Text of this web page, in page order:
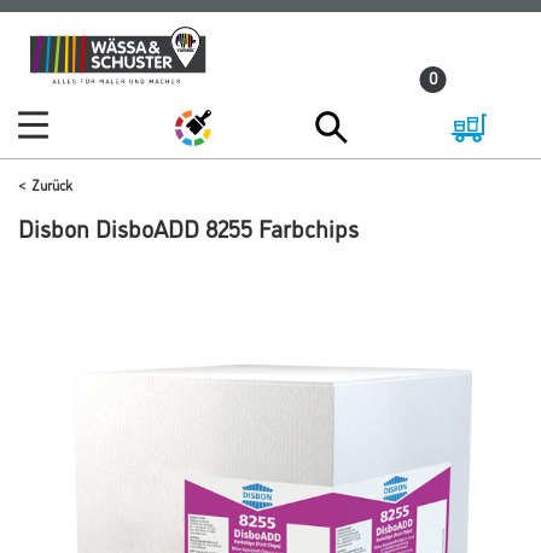
Zum
Inhalt
Zum
Navigationsmenü
0
Zurück
Disbon DisboADD 8255 Farbchips